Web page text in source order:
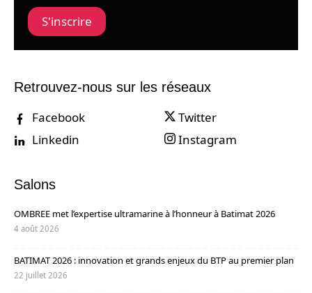
S'inscrire
Retrouvez-nous sur les réseaux
Facebook
Twitter
Linkedin
Instagram
Salons
OMBREE met l’expertise ultramarine à l’honneur à Batimat 2026
4 août 2026
BATIMAT 2026 : innovation et grands enjeux du BTP au premier plan
22 juillet 2026